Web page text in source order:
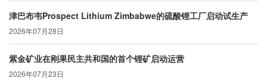
津巴布韦Prospect Lithium Zimbabwe的硫酸锂工厂启动试生产
2026年07月28日
紫金矿业在刚果民主共和国的首个锂矿启动运营
2026年07月23日